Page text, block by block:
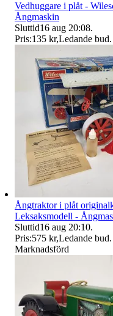
Vedhuggare i plåt -
Ångmaskin
Sluttid16 aug 20:08.
Pris:135 kr,Ledande bud.
Ångtraktor i plåt
Leksaksmodell -
Sluttid16 aug 20:10.
Pris:575 kr,Ledande bud.
Marknadsförd